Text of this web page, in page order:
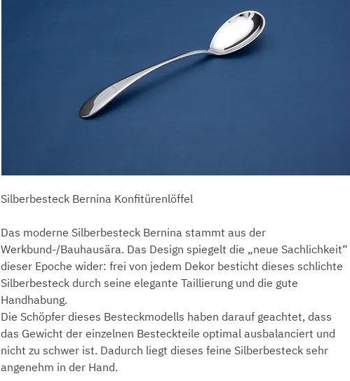
Silberbesteck Bernina Konfitürenlöffel
Das moderne Silberbesteck Bernina stammt aus der
Werkbund-/Bauhausära. Das Design spiegelt die „neue Sachlichkeit“
dieser Epoche wider: frei von jedem Dekor besticht dieses schlichte
Silberbesteck durch seine elegante Taillierung und die gute
Handhabung.
Die Schöpfer dieses Besteckmodells haben darauf geachtet, dass
das Gewicht der einzelnen Besteckteile optimal ausbalanciert und
nicht zu schwer ist. Dadurch liegt dieses feine Silberbesteck sehr
angenehm in der Hand.